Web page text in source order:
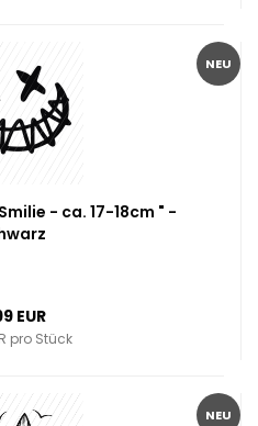
NEU
- ca. 17-18cm " -
EUR
pro Stück
NEU